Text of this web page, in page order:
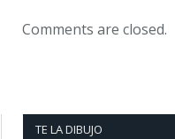
Comments are closed.
TE LA DIBUJO